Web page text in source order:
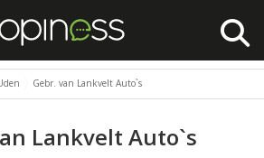
Gebr. van Lankvelt Auto`s
Lankvelt Auto`s